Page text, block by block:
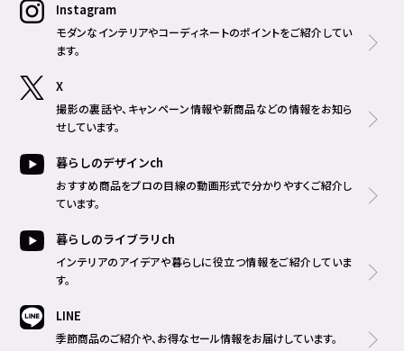
Instagram
モダンなインテリアやコーディネートのポイントをご紹介してい
ます。
X
撮影の裏話や、キャンペーン情報や新商品などの情報をお知ら
せしています。
暮らしのデザインch
おすすめ商品をプロの目線の動画形式で分かりやすくご紹介し
ています。
暮らしのライブラリch
インテリアのアイデアや暮らしに役立つ情報をご紹介していま
す。
LINE
季節商品のご紹介や、お得なセール情報をお届けしています。